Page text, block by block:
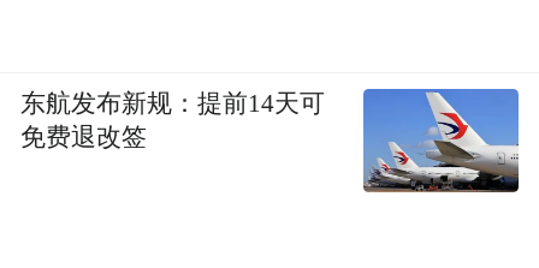
东航发布新规：提前14天可
免费退改签